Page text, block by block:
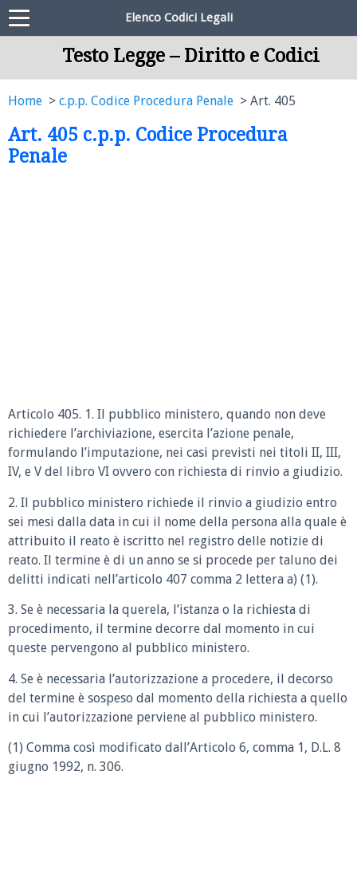
Elenco Codici Legali
Testo Legge – Diritto e Codici
Home c.p.p. Codice Procedura Penale Art. 405
Art. 405 c.p.p. Codice Procedura
Penale
Articolo 405. 1. Il pubblico ministero, quando non deve
richiedere l’archiviazione, esercita l’azione penale,
formulando l’imputazione, nei casi previsti nei titoli II, III,
IV, e V del libro VI ovvero con richiesta di rinvio a giudizio.
2. Il pubblico ministero richiede il rinvio a giudizio entro
sei mesi dalla data in cui il nome della persona alla quale è
attribuito il reato è iscritto nel registro delle notizie di
reato. Il termine è di un anno se si procede per taluno dei
delitti indicati nell’articolo 407 comma 2 lettera a) (1).
3. Se è necessaria la querela, l’istanza o la richiesta di
procedimento, il termine decorre dal momento in cui
queste pervengono al pubblico ministero.
4. Se è necessaria l’autorizzazione a procedere, il decorso
del termine è sospeso dal momento della richiesta a quello
in cui l’autorizzazione perviene al pubblico ministero.
(1) Comma così modificato dall’Articolo 6, comma 1, D.L. 8
giugno 1992, n. 306.